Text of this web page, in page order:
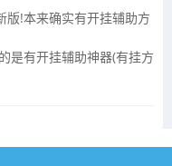
版!本来确实有开挂辅助方
是有开挂辅助神器(有挂方